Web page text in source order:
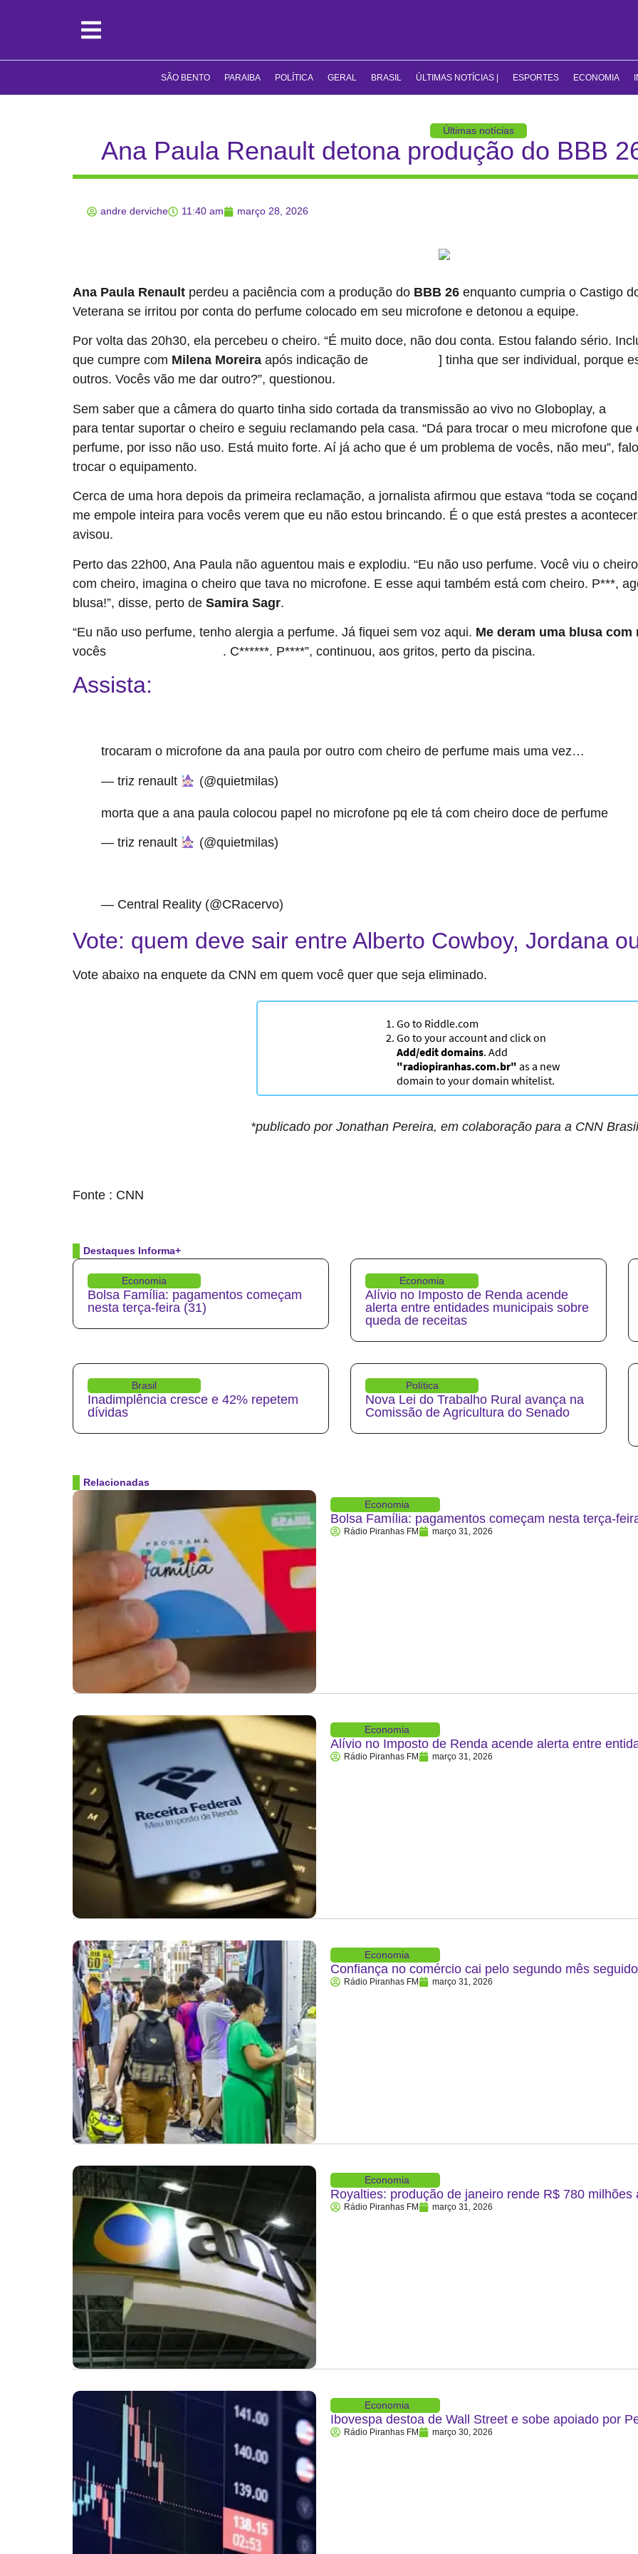
SÃO BENTO PARAIBA POLÍTICA GERAL BRASIL ÚLTIMAS NOTÍCIAS | ESPORTES ECONOMIA
Últimas notícias
Ana Paula Renault detona produção do BBB
andre derviche 11:40 am março 28, 2026
Ana Paula Renault perdeu a paciência com a produção do BBB 26 enquanto cumpria o Castigo
Veterana se irritou por conta do perfume colocado em seu microfone e detonou a equipe.
Por volta das 20h30, ela percebeu o cheiro. “É muito doce, não dou conta. Estou falando sério.
que cumpre com Milena Moreira após indicação de
] tinha que ser individual, porque
outros. Vocês vão me dar outro?”, questionou.
Sem saber que a câmera do quarto tinha sido cortada da transmissão ao vivo no Globoplay, a
para tentar suportar o cheiro e seguiu reclamando pela casa. “Dá para trocar o meu microfone
perfume, por isso não uso. Está muito forte. Aí já acho que é um problema de vocês, não meu”,
trocar o equipamento.
Cerca de uma hora depois da primeira reclamação, a jornalista afirmou que estava “toda se
me empole inteira para vocês verem que eu não estou brincando. É o que está prestes a
avisou.
Perto das 22h00, Ana Paula não aguentou mais e explodiu. “Eu não uso perfume. Você viu o
com cheiro, imagina o cheiro que tava no microfone. E esse aqui também está com cheiro. P***,
blusa!”, disse, perto de Samira Sagr.
“Eu não uso perfume, tenho alergia a perfume. Já fiquei sem voz aqui. Me deram uma blusa
vocês
. C******. P****”, continuou, aos gritos, perto da piscina.
Assista:
trocaram o microfone da ana paula por outro com cheiro de perfume mais uma vez…
— triz renault (@quietmilas)
morta que a ana paula colocou papel no microfone pq ele tá com cheiro doce de perfume
— triz renault (@quietmilas)
— Central Reality (@CRacervo)
Vote: quem deve sair entre Alberto Cowboy, Jordana
Vote abaixo na enquete da CNN em quem você quer que seja eliminado.
*publicado por Jonathan Pereira, em colaboração para a CNN Brasil
Fonte : CNN
Destaques Informa+
Economia
Bolsa Família: pagamentos começam
nesta terça-feira (31)
Economia
Alívio no Imposto de Renda acende
alerta entre entidades municipais sobre
queda de receitas
Brasil
Inadimplência cresce e 42% repetem
dívidas
Política
Nova Lei do Trabalho Rural avança na
Comissão de Agricultura do Senado
Relacionadas
Economia
Bolsa Família: pagamentos começam nesta terça-
Rádio Piranhas FM março 31, 2026
Economia
Alívio no Imposto de Renda acende alerta entre
Rádio Piranhas FM março 31, 2026
Economia
Confiança no comércio cai pelo segundo mês
Rádio Piranhas FM março 31, 2026
Economia
Royalties: produção de janeiro rende R$ 780 milhões
Rádio Piranhas FM março 31, 2026
Economia
Ibovespa destoa de Wall Street e sobe apoiado por
Rádio Piranhas FM março 30, 2026